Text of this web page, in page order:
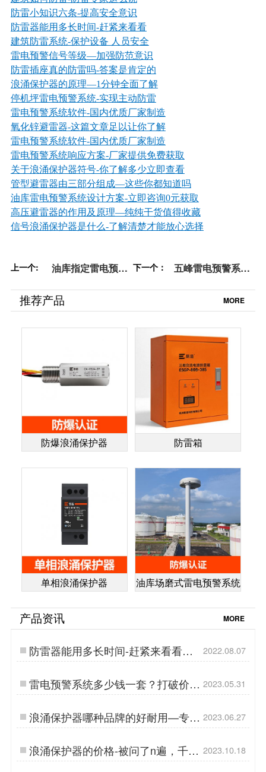
防雷小知识六条-提高安全意识
防雷器能用多长时间-赶紧来看看
建筑防雷系统-保护设备 人员安全
雷电预警信号等级—加强防范意识
防雷插座真的防雷吗-答案是肯定的
浪涌保护器的原理—1分钟全面了解
停机坪雷电预警系统-实现主动防雷
雷电预警系统软件-国内优质厂家制造
氧化锌避雷器-这篇文章足以让你了解
雷电预警系统软件-国内优质厂家制造
雷电预警系统响应方案-厂家提供免费获取
关于浪涌保护器符号-你了解多少立即查看
管型避雷器由三部分组成—这些你都知道吗
油库雷电预警系统设计方案-立即咨询0元获取
高压避雷器的作用及原理—纯纯干货值得收藏
信号浪涌保护器是什么-了解清楚才能放心选择
上一个:
油库指定雷电预警
防雷】
下一个：
五峰雷电预警系统
【易造防雷】
推荐产品 MORE
防爆浪涌保护器 防雷箱
单相浪涌保护器 油库场磨式雷电预警系统
产品资讯 MORE
防雷器能用多长时间-赶紧来看看
【杭州易造】…
2022.08.07
雷电预警系统多少钱一套？打破价格
疑虑，保护您的安全！-易造防雷…
2023.05.31
浪涌保护器哪种品牌的好耐用—专家
给您推荐！-易造防雷…
2023.06.27
浪涌保护器的价格-被问了n遍，千万
不要错过！-易造防雷…
2023.10.18